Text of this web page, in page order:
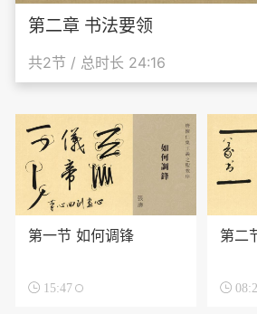
第二章 书法要领
共2节 / 总时长 24:16
第一节 如何调锋
 15:47
第二
